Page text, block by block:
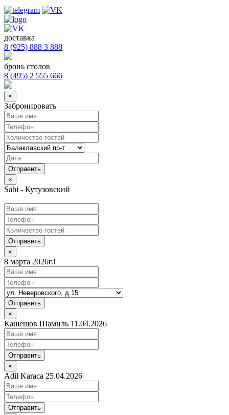
доставка
8 (925) 888 3 888
бронь столов
8 (495) 2 555 666
×
Забронировать
×
Sabi - Кутузовский
Отправить
×
8 марта 2026г.!
Отправить
×
Кашешов Шамиль 11.04.2026
Отправить
×
Adil Karaca 25.04.2026
Отправить